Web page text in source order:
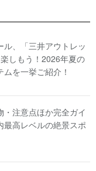
、「三井アウトレッ
しもう！2026年夏の
を一挙ご紹介！
注意点ほか完全ガイ
最高レベルの絶景スポ